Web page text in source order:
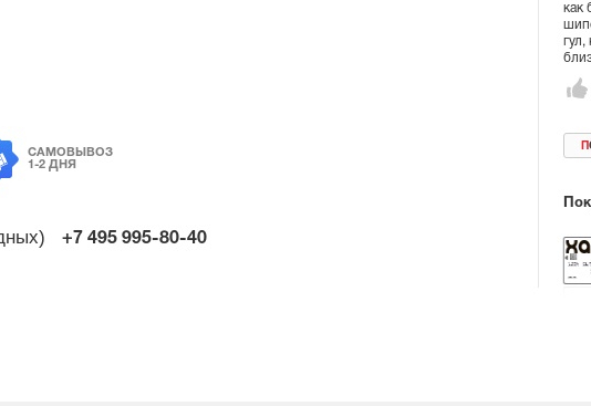
САМОВЫВОЗ
1-2 ДНЯ
+7 495 995-80-40
как
гул,